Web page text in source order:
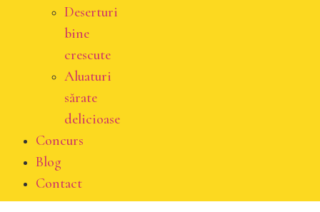
Deserturi
bine
crescute
Aluaturi
sărate
delicioase
Concurs
Blog
Contact